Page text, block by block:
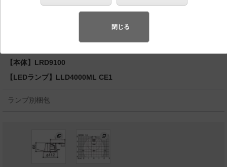
湿型・防雨型／埋込穴φ100 パネル付型 白熱電球80形
【本体】LRD9100
【LEDランプ】LLD4000ML CE1
ランプ別梱包
閉じる